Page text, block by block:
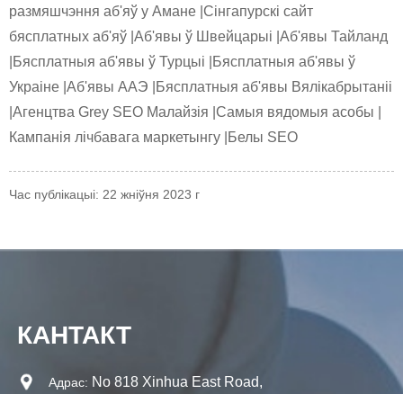
размяшчэння аб'яў у Амане |Сінгапурскі сайт
бясплатных аб'яў |Аб'явы ў Швейцарыі |Аб'явы Тайланд
|Бясплатныя аб'явы ў Турцыі |Бясплатныя аб'явы ў
Украіне |Аб'явы ААЭ |Бясплатныя аб'явы Вялікабрытаніі
|Агенцтва Grey SEO Малайзія |Самыя вядомыя асобы |
Кампанія лічбавага маркетынгу |Белы SEO
Час публікацыі: 22 жніўня 2023 г
КАНТАКТ
Адрас: No 818 Xinhua East Road,